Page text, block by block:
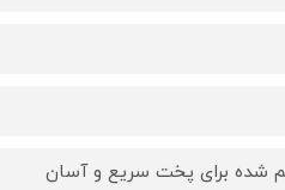
شده برای پخت سریع و آسان